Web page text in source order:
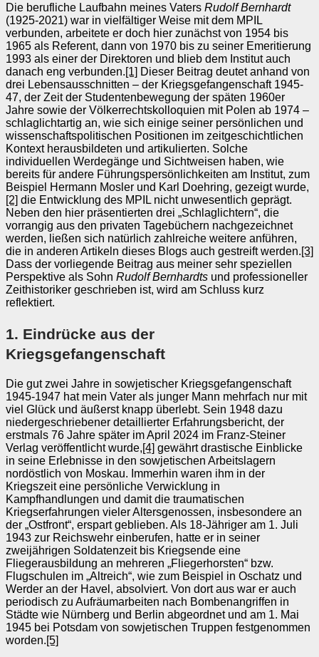
Die berufliche Laufbahn meines Vaters Rudolf Bernhardt
(1925-2021) war in vielfältiger Weise mit dem MPIL
verbunden, arbeitete er doch hier zunächst von 1954 bis
1965 als Referent, dann von 1970 bis zu seiner Emeritierung
1993 als einer der Direktoren und blieb dem Institut auch
danach eng verbunden.[1] Dieser Beitrag deutet anhand von
drei Lebensausschnitten – der Kriegsgefangenschaft 1945-
47, der Zeit der Studentenbewegung der späten 1960er
Jahre sowie der Völkerrechtskolloquien mit Polen ab 1974 –
schlaglichtartig an, wie sich einige seiner persönlichen und
wissenschaftspolitischen Positionen im zeitgeschichtlichen
Kontext herausbildeten und artikulierten. Solche
individuellen Werdegänge und Sichtweisen haben, wie
bereits für andere Führungspersönlichkeiten am Institut, zum
Beispiel Hermann Mosler und Karl Doehring, gezeigt wurde,
[2] die Entwicklung des MPIL nicht unwesentlich geprägt.
Neben den hier präsentierten drei „Schlaglichtern“, die
vorrangig aus den privaten Tagebüchern nachgezeichnet
werden, ließen sich natürlich zahlreiche weitere anführen,
die in anderen Artikeln dieses Blogs auch gestreift werden.[3]
Dass der vorliegende Beitrag aus meiner sehr speziellen
Perspektive als Sohn Rudolf Bernhardts und professioneller
Zeithistoriker geschrieben ist, wird am Schluss kurz
reflektiert.
1. Eindrücke aus der
Kriegsgefangenschaft
Die gut zwei Jahre in sowjetischer Kriegsgefangenschaft
1945-1947 hat mein Vater als junger Mann mehrfach nur mit
viel Glück und äußerst knapp überlebt. Sein 1948 dazu
niedergeschriebener detaillierter Erfahrungsbericht, der
erstmals 76 Jahre später im April 2024 im Franz-Steiner
Verlag veröffentlicht wurde,[4] gewährt drastische Einblicke
in seine Erlebnisse in den sowjetischen Arbeitslagern
nordöstlich von Moskau. Immerhin waren ihm in der
Kriegszeit eine persönliche Verwicklung in
Kampfhandlungen und damit die traumatischen
Kriegserfahrungen vieler Altersgenossen, insbesondere an
der „Ostfront“, erspart geblieben. Als 18-Jähriger am 1. Juli
1943 zur Reichswehr einberufen, hatte er in seiner
zweijährigen Soldatenzeit bis Kriegsende eine
Fliegerausbildung an mehreren „Fliegerhorsten“ bzw.
Flugschulen im „Altreich“, wie zum Beispiel in Oschatz und
Werder an der Havel, absolviert. Von dort aus war er auch
periodisch zu Aufräumarbeiten nach Bombenangriffen in
Städte wie Nürnberg und Berlin abgeordnet und am 1. Mai
1945 bei Potsdam von sowjetischen Truppen festgenommen
worden.[5]